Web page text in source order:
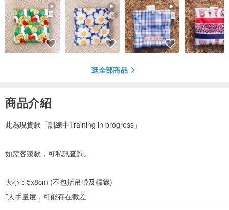
逛全部商品
商品介紹
此為現貨款「訓練中Training in progress」
如需客製款，可私訊查詢。
大小：5x8cm (不包括吊帶及標籤)
*人手量度，可能存在微差